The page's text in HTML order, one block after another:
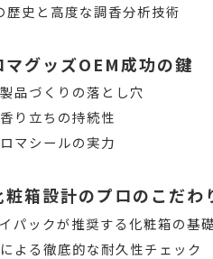
史と高度な調香分析技術
グッズOEM成功の鍵
品づくりの落とし穴
り立ちの持続性
マシールの実力
箱設計のプロのこだわ
パックが推奨する化粧箱の基
よる徹底的な耐久性チェック